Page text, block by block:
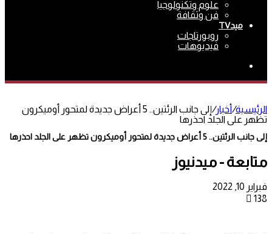
علوم وتكنولوجيا
فن وثقافة
ميدTV
روبورتاجات
فيديوهات
الرئيسية/أخبار/
إلى جانب الرئتين.. 5 أعراض جديدة لمتحور أوميكرون
تظهر على الجلد احذرها
إلى جانب الرئتين.. 5 أعراض جديدة لمتحور أوميكرون تظهر على الجلد احذرها
متابعة - ميدنيوز
فبراير 10, 2022
138